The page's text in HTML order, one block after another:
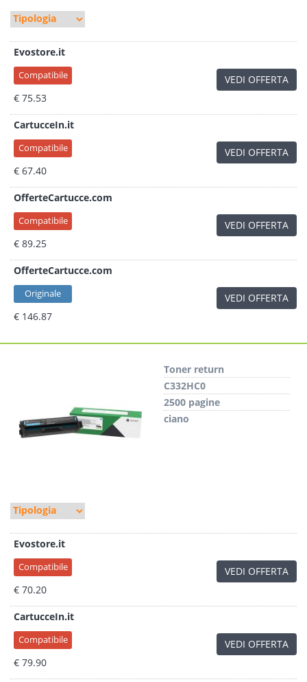
Evostore.it
Compatibile
€ 75.53
VEDI OFFERTA
CartucceIn.it
Compatibile
€ 67.40
VEDI OFFERTA
OfferteCartucce.com
Compatibile
€ 89.25
VEDI OFFERTA
OfferteCartucce.com
Originale
€ 146.87
VEDI OFFERTA
Toner return
C332HC0
2500 pagine
ciano
Evostore.it
Compatibile
€ 70.20
VEDI OFFERTA
CartucceIn.it
Compatibile
€ 79.90
VEDI OFFERTA